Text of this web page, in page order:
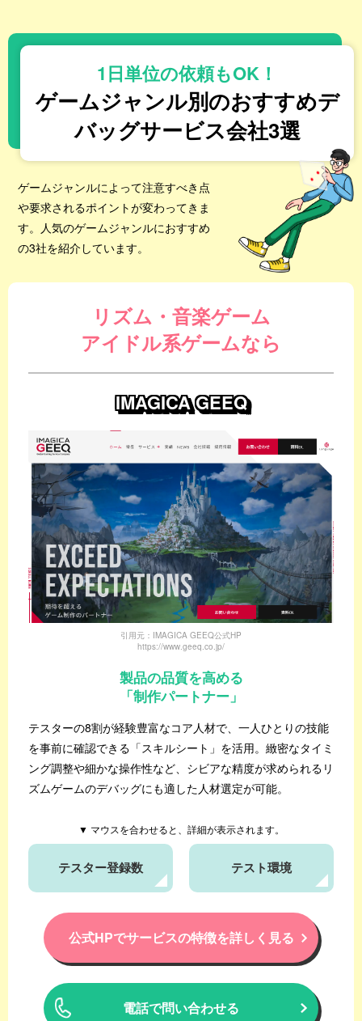
1日単位の依頼もOK！
ゲームジャンル別のおすすめデ
バッグサービス会社3選
ゲームジャンルによって注意すべき点
や要求されるポイントが変わってきま
す。人気のゲームジャンルにおすすめ
の3社を紹介しています。
リズム・音楽ゲーム
アイドル系ゲームなら
IMAGICA GEEQ
引用元：IMAGICA GEEQ公式HP
https://www.geeq.co.jp/
製品の品質を高める
「制作パートナー」
テスターの8割が経験豊富なコア人材で、一人ひとりの技能
を事前に確認できる「スキルシート」を活用。 緻密なタイミ
ング調整や細かな操作性など、シビアな精度が求められる リ
ズムゲームのデバッグにも適した人材選定が可能。
▼ マウスを合わせると、詳細が表示されます。
テスター登録数 テスト環境
公式HPでサービスの特徴を詳しく見る
電話で問い合わせる